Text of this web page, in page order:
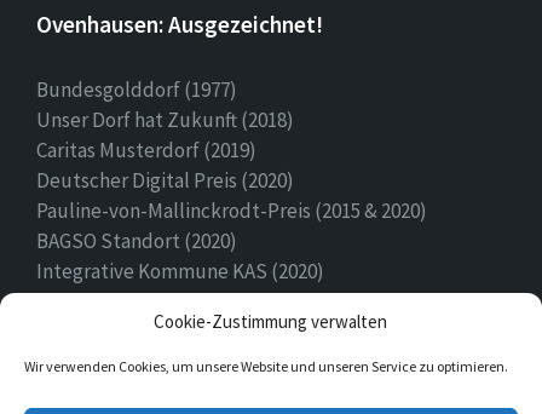
Cookie-Zustimmung verwalten
Wir verwenden Cookies, um unsere Website und unseren Service zu optimieren.
Ovenhausen: Ausgezeichnet!
Bundesgolddorf (1977)
Unser Dorf hat Zukunft (2018)
Caritas Musterdorf (2019)
Deutscher Digital Preis (2020)
Pauline-von-Mallinckrodt-Preis (2015 & 2020)
BAGSO Standort (2020)
Integrative Kommune KAS (2020)
Ehrenamtspreis Stadt Höxter (2020)
Heimatpreis (2022)